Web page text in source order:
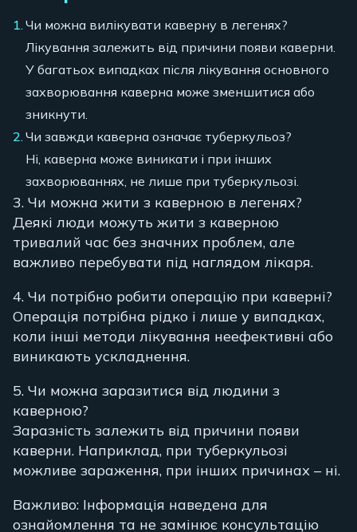
Чи можна вилікувати каверну в легенях?
Лікування залежить від причини появи каверни.
У багатьох випадках після лікування основного
захворювання каверна може зменшитися або
зникнути.
Чи завжди каверна означає туберкульоз?
Ні, каверна може виникати і при інших
захворюваннях, не лише при туберкульозі.
3. Чи можна жити з каверною в легенях?
Деякі люди можуть жити з каверною
тривалий час без значних проблем, але
важливо перебувати під наглядом лікаря.
4. Чи потрібно робити операцію при каверні?
Операція потрібна рідко і лише у випадках,
коли інші методи лікування неефективні або
виникають ускладнення.
5. Чи можна заразитися від людини з
каверною?
Заразність залежить від причини появи
каверни. Наприклад, при туберкульозі
можливе зараження, при інших причинах – ні.
Важливо: Інформація наведена для
ознайомлення та не замінює консультацію